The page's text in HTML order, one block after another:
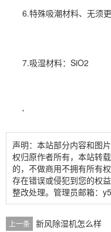
6.特殊吸潮材料、无须更
7.吸湿材料：SiO2
'
声明：本站部分内容和图
权归原作者所有，本站转
的，不做商用不拥有所有
存在错误或侵犯到您的权
整改处理。管理员邮箱：
上一条 新风除湿机怎么样